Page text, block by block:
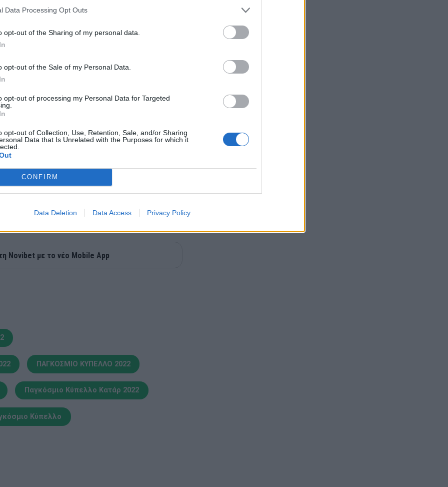
Data Processing Opt Outs
opt-out of the Sharing of my personal data.
opt-out of the Sale of my Personal Data.
opt-out of processing my Personal Data for Targeted
opt-out of Collection, Use, Retention, Sale, and/or Sharing
Data that Is Unrelated with the Purposes for which it
CONFIRM
Data Deletion Data Access Privacy Policy
Novibet με το νέο Mobile App
ΠΑΓΚΟΣΜΙΟ ΚΥΠΕΛΛΟ 2022
Παγκόσμιο Κύπελλο Κατάρ 2022
Κύπελλο